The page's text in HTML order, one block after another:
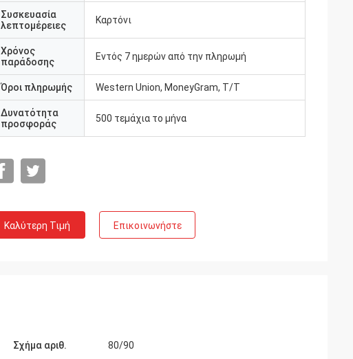
Συσκευασία
λεπτομέρειες
Καρτόνι
Χρόνος
παράδοσης
Εντός 7 ημερών από την πληρωμή
Όροι πληρωμής Western Union, MoneyGram, T/T
Δυνατότητα
προσφοράς
500 τεμάχια το μήνα
Καλύτερη Τιμή Επικοινωνήστε
Σχήμα αριθ. 80/90